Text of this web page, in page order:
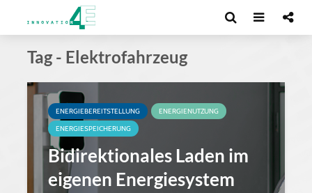
Tag - Elektrofahrzeug
ENERGIEBEREITSTELLUNG
ENERGIENUTZUNG
ENERGIESPEICHERUNG
Bidirektionales Laden im
eigenen Energiesystem